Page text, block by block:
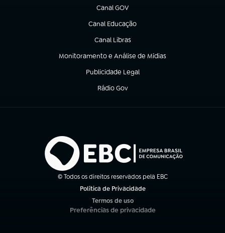
Canal GOV
(abre em nova aba)
Canal Educação
(abre em nova aba)
Canal Libras
(abre em nova aba)
Monitoramento e Análise de Mídias
(abre em nova aba)
Publicidade Legal
(abre em nova aba)
Rádio Gov
(abre em nova aba)
© Todos os direitos reservados pela EBC
Política de Privacidade
Termos de uso
(abre em nova aba)
Preferências de privacidade